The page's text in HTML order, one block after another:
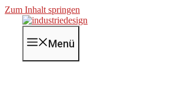
Zum Inhalt springen
Menü